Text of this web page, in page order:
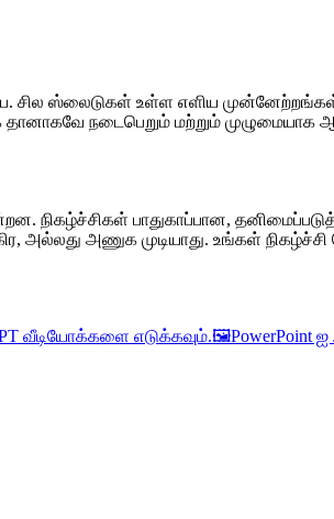
சில ஸ்லைடுகள் உள்ள எளிய
தானாகவே நடைபெறும் மற்றும்
நிகழ்ச்சிகள் பாதுகாப்பான,
அணுக முடியாது. உங்கள் நிகழ்ச்சி
வீடியோக்களை எடுக்கவும்.🖼️PowerPoint ஐ